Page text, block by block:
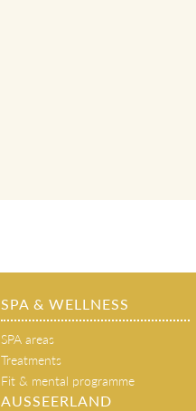
SPA & WELLNESS
SPA areas
Treatments
Fit & mental programme
AUSSEERLAND